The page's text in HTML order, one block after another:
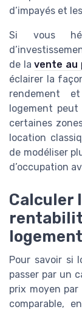
d’impayés et
Si vous
de lavente au
éclairer la
rendement
logement
certaines
location
de modéliser
d’occupation
Calculer
logement
Pour savoir si
passer par un
prix moyen
comparable,